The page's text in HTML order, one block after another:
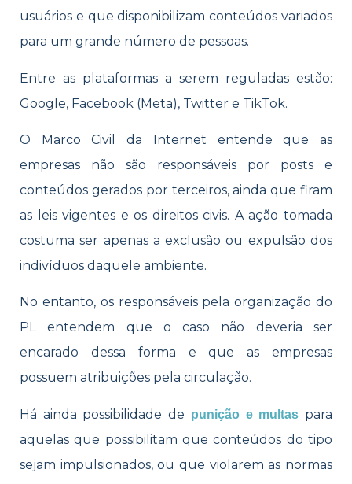
usuários e que disponibilizam conteúdos variados
para um grande número de pessoas.
Entre as plataformas a serem reguladas estão:
Google, Facebook (Meta), Twitter e TikTok.
O Marco Civil da Internet entende que as
empresas não são responsáveis por posts e
conteúdos gerados por terceiros, ainda que firam
as leis vigentes e os direitos civis. A ação tomada
costuma ser apenas a exclusão ou expulsão dos
indivíduos daquele ambiente.
No entanto, os responsáveis pela organização do
PL entendem que o caso não deveria ser
encarado dessa forma e que as empresas
possuem atribuições pela circulação.
Há ainda possibilidade de punição e multas para
aquelas que possibilitam que conteúdos do tipo
sejam impulsionados, ou que violarem as normas